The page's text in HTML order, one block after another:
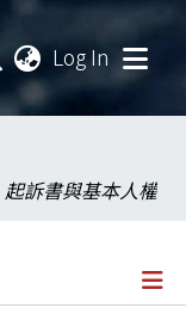
Log In
起訴書與基本人權